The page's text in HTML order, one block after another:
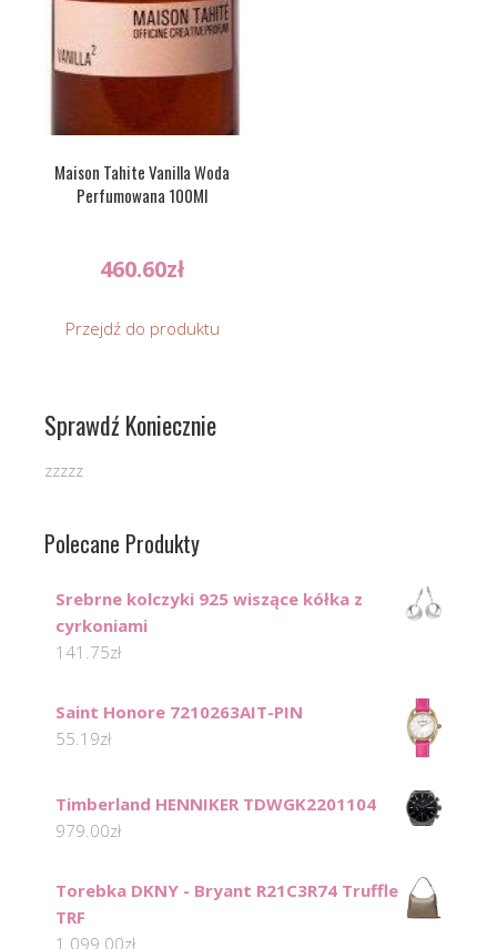
Maison Tahite Vanilla Woda
Perfumowana 100Ml
460.60zł
Przejdź do produktu
Sprawdź Koniecznie
zzzzz
Polecane Produkty
Srebrne kolczyki 925 wiszące kółka z
cyrkoniami
141.75zł
Saint Honore 7210263AIT-PIN
55.19zł
Timberland HENNIKER TDWGK2201104
979.00zł
Torebka DKNY - Bryant R21C3R74 Truffle
TRF
1 099.00zł